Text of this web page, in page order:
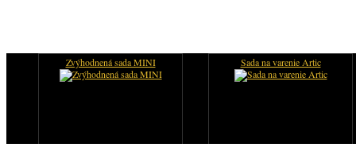
Zvýhodnená sada MINI Sada na varenie Artic